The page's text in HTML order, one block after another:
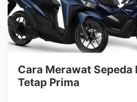
Cara Merawat
Tetap Prima